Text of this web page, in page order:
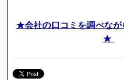
★会社の口コミを調べなが
★